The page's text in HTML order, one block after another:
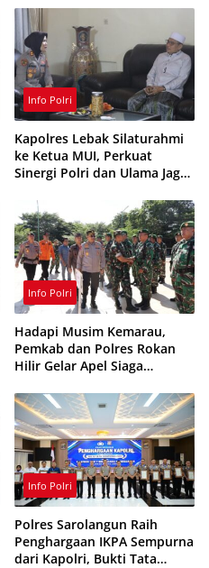
Info Polri
Kapolres Lebak Silaturahmi
ke Ketua MUI, Perkuat
Sinergi Polri dan Ulama Jaga
Info Polri
Hadapi Musim Kemarau,
Pemkab dan Polres Rokan
Hilir Gelar Apel Siaga
Sinergi Cegah Kebakaran
Info Polri
Polres Sarolangun Raih
Penghargaan IKPA Sempurna
dari Kapolri, Bukti Tata